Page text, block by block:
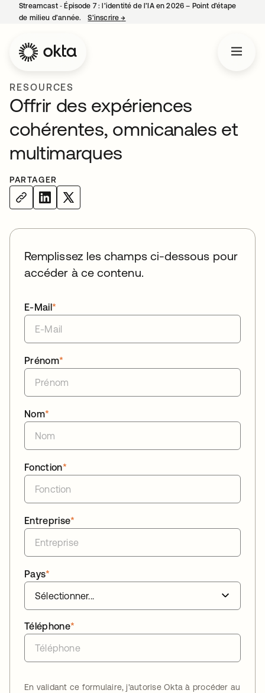
Streamcast ‑ Épisode 7 : l’identité de l’IA en 2026 – Point d’étape
de milieu d’année.
S’inscrire→
RESOURCES
Offrir des expériences
cohérentes, omnicanales et
multimarques
PARTAGER
Remplissez les champs ci-dessous pour
accéder à ce contenu.
*
E-Mail
*
Prénom
*
Nom
*
Fonction
*
Entreprise
*
Pays
*
Téléphone
En validant ce formulaire, j'autorise Okta à procéder au